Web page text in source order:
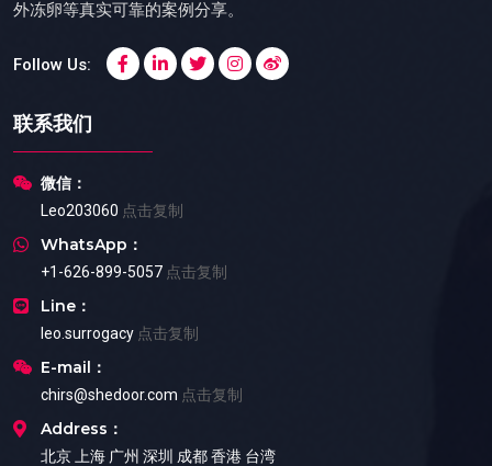
外冻卵等真实可靠的案例分享。
Follow Us:
联系我们
微信：
Leo203060 点击复制
WhatsApp：
+1-626-899-5057 点击复制
Line：
leo.surrogacy 点击复制
E-mail：
chirs@shedoor.com 点击复制
Address：
北京 上海 广州 深圳 成都 香港 台湾